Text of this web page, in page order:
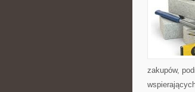
zakupów,